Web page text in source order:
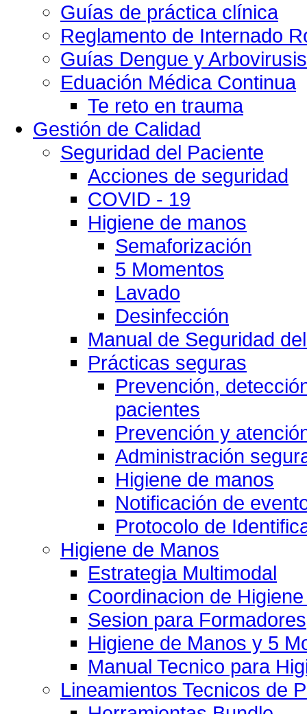
Guías de práctica clínica
Reglamento de Internado
Guías Dengue y
Eduación Médica Continua
Te reto en trauma
Gestión de Calidad
Seguridad del Paciente
Acciones de seguridad
COVID - 19
Higiene de manos
Semaforización
5 Momentos
Lavado
Desinfección
Manual de Seguridad
Prácticas seguras
Prevención,
pacientes
Prevención y
Administración
Higiene de manos
Notificación de
Protocolo de
Higiene de Manos
Estrategia Multimodal
Coordinacion de
Sesion para
Higiene de Manos y 5
Manual Tecnico para
Lineamientos Tecnicos de